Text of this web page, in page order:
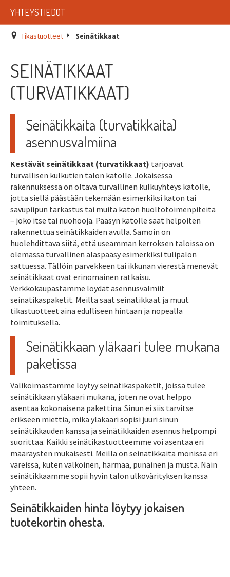
LISTAT
SADEVESIJÄRJESTELMÄT
KATTOTURVATUOTTEET
TIKASTUOTTEET
TARVIKKEET
TARJOUSTUOTTEET
PYYDÄ TARJOUS ASENNUKSESTA
YHTEYSTIEDOT
Tikastuotteet Seinätikkaat
SEINÄTIKKAAT
(TURVATIKKAAT)
Seinätikkaita (turvatikkaita)
asennusvalmiina
Kestävät seinätikkaat (turvatikkaat) tarjoavat
turvallisen kulkutien talon katolle. Jokaisessa
rakennuksessa on oltava turvallinen kulkuyhteys katolle,
jotta siellä päästään tekemään esimerkiksi katon tai
savupiipun tarkastus tai muita katon huoltotoimenpiteitä
– joko itse tai nuohooja. Pääsyn katolle saat helpoiten
rakennettua seinätikkaiden avulla. Samoin on
huolehdittava siitä, että useamman kerroksen taloissa on
olemassa turvallinen alaspääsy esimerkiksi tulipalon
sattuessa. Tällöin parvekkeen tai ikkunan vierestä menevät
seinätikkaat ovat erinomainen ratkaisu.
Verkkokaupastamme löydät asennusvalmiit
seinätikaspaketit. Meiltä saat seinätikkaat ja muut
tikastuotteet aina edulliseen hintaan ja nopealla
toimituksella.
Seinätikkaan yläkaari tulee mukana
paketissa
Valikoimastamme löytyy seinätikaspaketit, joissa tulee
seinätikkaan yläkaari mukana, joten ne ovat helppo
asentaa kokonaisena pakettina. Sinun ei siis tarvitse
erikseen miettiä, mikä yläkaari sopisi juuri sinun
seinätikkauden kanssa ja seinätikkaiden asennus helpompi
suorittaa. Kaikki seinätikastuotteemme voi asentaa eri
määräysten mukaisesti. Meillä on seinätikkaita monissa eri
väreissä, kuten valkoinen, harmaa, punainen ja musta. Näin
seinätikkaamme sopii hyvin talon ulkovärityksen kanssa
yhteen.
Seinätikkaiden hinta löytyy jokaisen
tuotekortin ohesta.